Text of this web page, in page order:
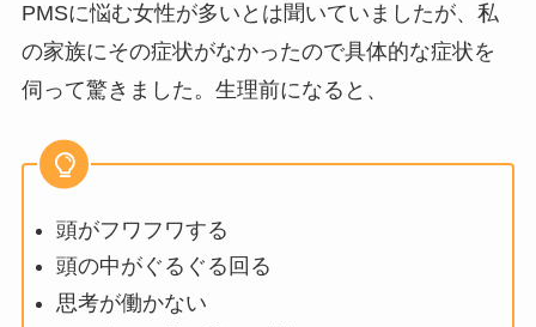
PMSに悩む女性が多いとは聞いていましたが、私
の家族にその症状がなかったので具体的な症状を
伺って驚きました。生理前になると、
頭がフワフワする
頭の中がぐるぐる回る
思考が働かない